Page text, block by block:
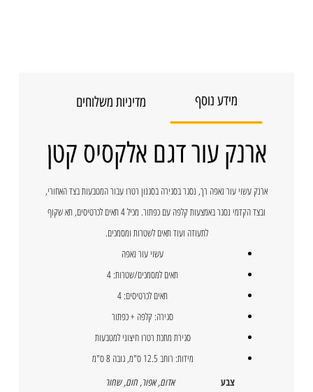
מידע נוסף מדיניות משלוחים
ארנק עור דגם אלקסיס קטן
ארנק עשוי עור נאפה רך, נסגר בסגירה בסגנון רטרו עבור המטבעות בצד האחורי,
ובצד הקדמי נסגר באמצעות קלפה עם כפתור. מכיל 4 תאים לכרטיסים, תא שקוף
לתעודה ועוד תאים לשטרות ומסמכים.
עשוי עור נאפה
תאים למסמכים/שטרות: 4
תאים לכרטיסים: 4
סגירה: קלפה + כפתור
סגירת מתכת רטרו חיצוני למטבעות
מידות: רוחב 12.5 ס"מ, גובה 8 ס"מ
צבע
אדום,אפור,חום,שחור